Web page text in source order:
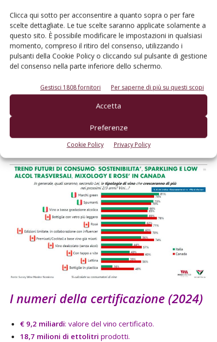
Clicca qui sotto per acconsentire a quanto sopra o per fare
scelte dettagliate. Le tue scelte saranno applicate solamente a
questo sito. È possibile modificare le impostazioni in qualsiasi
momento, compreso il ritiro del consenso, utilizzando i
pulsanti della Cookie Policy o cliccando sul pulsante di gestione
del consenso nella parte inferiore dello schermo.
Gestisci 1808 fornitori Per saperne di più su questi scopi
Accetta
Preferenze
Cookie Policy Privacy Policy
Certificazioni green avanti tutta
Pantini ha quindi sottolineato l’importanza crescente delle
certificazioni greenper consumatori e imprese: l’81%
degli italiani e il 74% dei canadesi le considerano un driver
ha già implementato iniziative di sostenibilità (con il 26%
certificato secondo standard green) che rappresentano il
principale trend di successo futuro, più rilevante del
biologico. Al contrario, i vini dealcolati riscontrano minor
favore nel mercato nazionale.
I numeri della certificazione (2024)
€ 9,2 miliardi: valore del vino certificato.
18,7 milioni di ettolitri prodotti.